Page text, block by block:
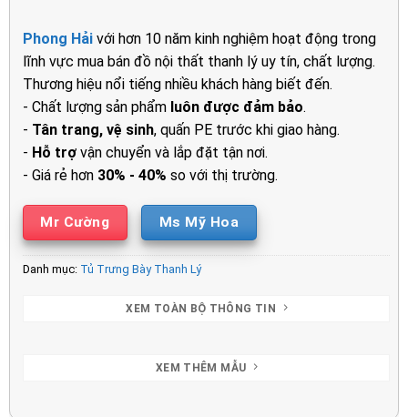
là:
3.700.000₫.
tại
là:
Phong Hảivới hơn 10 năm kinh nghiệm hoạt động trong
lĩnh vực mua bán đồ nội thất thanh lý uy tín, chất lượng.
Thương hiệu nổi tiếng nhiều khách hàng biết đến.
- Chất lượng sản phẩm luôn được đảm bảo.
- Tân trang, vệ sinh, quấn PE trước khi giao hàng.
- Hỗ trợvận chuyển và lắp đặt tận nơi.
- Giá rẻ hơn 30% - 40% so với thị trường.
Mr Cường Ms Mỹ Hoa
Danh mục: Tủ Trưng Bày Thanh Lý
XEM TOÀN BỘ THÔNG TIN
XEM THÊM MẪU